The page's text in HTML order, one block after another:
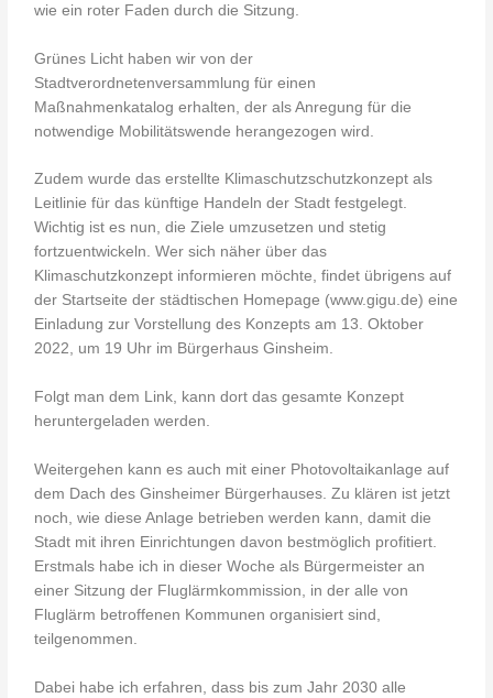
wie ein roter Faden durch die Sitzung.
Grünes Licht haben wir von der
Stadtverordnetenversammlung für einen
Maßnahmenkatalog erhalten, der als Anregung für die
notwendige Mobilitätswende herangezogen wird.
Zudem wurde das erstellte Klimaschutzschutzkonzept als
Leitlinie für das künftige Handeln der Stadt festgelegt.
Wichtig ist es nun, die Ziele umzusetzen und stetig
fortzuentwickeln. Wer sich näher über das
Klimaschutzkonzept informieren möchte, findet übrigens auf
der Startseite der städtischen Homepage (www.gigu.de) eine
Einladung zur Vorstellung des Konzepts am 13. Oktober
2022, um 19 Uhr im Bürgerhaus Ginsheim.
Folgt man dem Link, kann dort das gesamte Konzept
heruntergeladen werden.
Weitergehen kann es auch mit einer Photovoltaikanlage auf
dem Dach des Ginsheimer Bürgerhauses. Zu klären ist jetzt
noch, wie diese Anlage betrieben werden kann, damit die
Stadt mit ihren Einrichtungen davon bestmöglich profitiert.
Erstmals habe ich in dieser Woche als Bürgermeister an
einer Sitzung der Fluglärmkommission, in der alle von
Fluglärm betroffenen Kommunen organisiert sind,
teilgenommen.
Dabei habe ich erfahren, dass bis zum Jahr 2030 alle